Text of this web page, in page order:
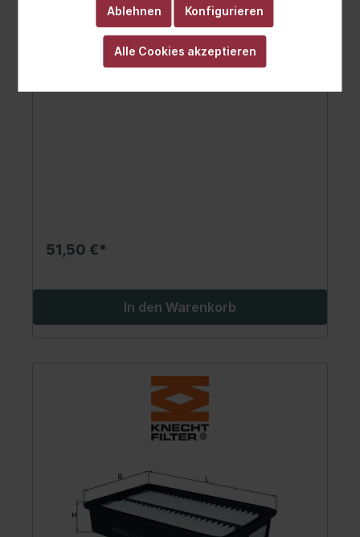
Luftfilter
51,50 €*
In den Warenkorb
Ablehnen Konfigurieren
Alle Cookies akzeptieren